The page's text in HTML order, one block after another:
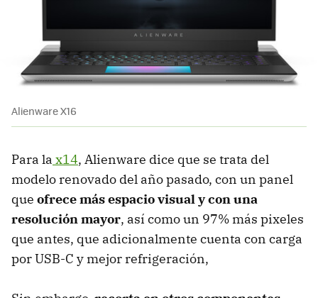
Alienware X16
Para la x14, Alienware dice que se trata del
modelo renovado del año pasado, con un panel
que ofrece más espacio visual y con una
resolución mayor, así como un 97% más pixeles
que antes, que adicionalmente cuenta con carga
por USB-C y mejor refrigeración,